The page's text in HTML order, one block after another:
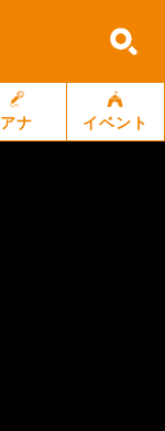
アナ イベント